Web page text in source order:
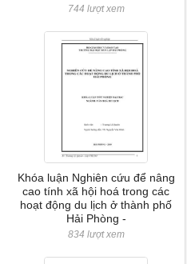
744 lượt xem
Khóa luận Nghiên cứu để nâng
cao tính xã hội hoá trong các
hoạt động du lịch ở thành phố
Hải Phòng -
834 lượt xem